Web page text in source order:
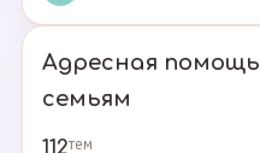
Адресная
семьям
112тем